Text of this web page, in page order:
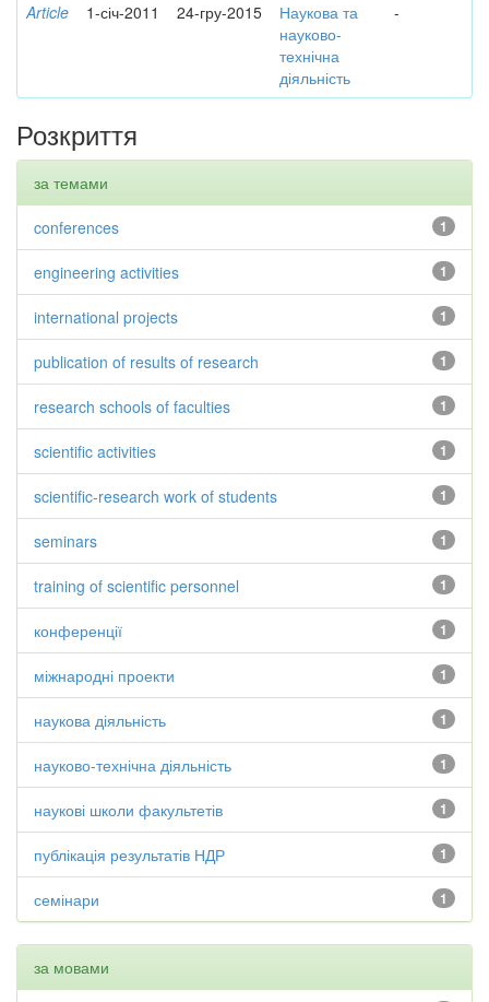
Article 1-січ-2011 24-гру-2015
Наукова та
науково-
технічна
діяльність
-
Розкриття
за темами
1
conferences
1
engineering activities
1
international projects
1
publication of results of research
1
research schools of faculties
1
scientific activities
1
scientific-research work of students
1
seminars
1
training of scientific personnel
1
конференції
1
міжнародні проекти
1
наукова діяльність
1
науково-технічна діяльність
1
наукові школи факультетів
1
публікація результатів НДР
1
семінари
за мовами